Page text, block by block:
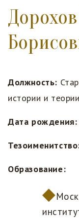
Должность:
истории и
Дата рождения:
Образование: